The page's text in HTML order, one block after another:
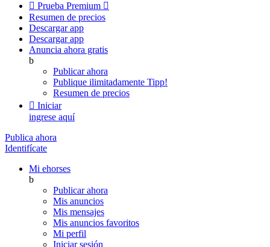
 Prueba Premium 
Resumen de precios
Descargar app
Descargar app
Anuncia ahora gratis
b
Publicar ahora
Publique ilimitadamente Tipp!
Resumen de precios
 Iniciar
ingrese aquí
Publica ahora
Identifícate
Mi ehorses
b
Publicar ahora
Mis anuncios
Mis mensajes
Mis anuncios favoritos
Mi perfil
Iniciar sesión